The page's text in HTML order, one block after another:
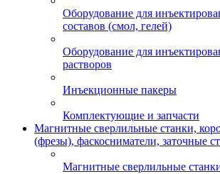
Оборудование для
составов (смол, гелей)
Оборудование для
растворов
Инъекционные пакеры
Комплектующие и запчасти
Магнитные сверлильные станки,
(фрезы), фаскосниматели, заточные
Магнитные сверлильные